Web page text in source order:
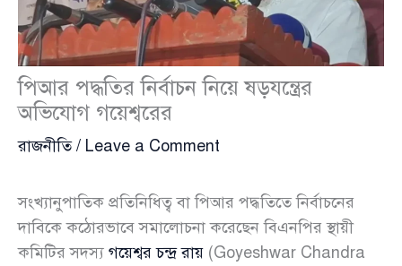
পিআর পদ্ধতির নির্বাচন নিয়ে ষড়যন্ত্রের
অভিযোগ গয়েশ্বরের
রাজনীতি/ Leave a Comment
সংখ্যানুপাতিক প্রতিনিধিত্ব বা পিআর পদ্ধতিতে নির্বাচনের
দাবিকে কঠোরভাবে সমালোচনা করেছেন বিএনপির স্থায়ী
কমিটির সদস্য গয়েশ্বর চন্দ্র রায় (Goyeshwar Chandra